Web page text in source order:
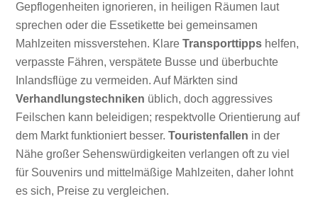
Gepflogenheiten ignorieren, in heiligen Räumen laut
sprechen oder die Essetikette bei gemeinsamen
Mahlzeiten missverstehen. KlareTransporttipps helfen,
verpasste Fähren, verspätete Busse und überbuchte
Inlandsflüge zu vermeiden. Auf Märkten sind
Verhandlungstechniken üblich, doch aggressives
Feilschen kann beleidigen; respektvolle Orientierung auf
dem Markt funktioniert besser.Touristenfallen in der
Nähe großer Sehenswürdigkeiten verlangen oft zu viel
für Souvenirs und mittelmäßige Mahlzeiten, daher lohnt
es sich, Preise zu vergleichen.